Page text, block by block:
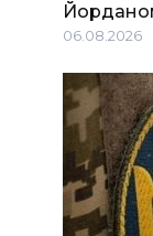
06.08.2026